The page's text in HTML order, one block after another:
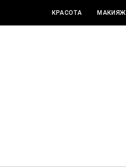
КРАСОТА МАКИЯЖ